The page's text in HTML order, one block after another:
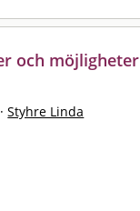
och möjligheter
· Styhre Linda